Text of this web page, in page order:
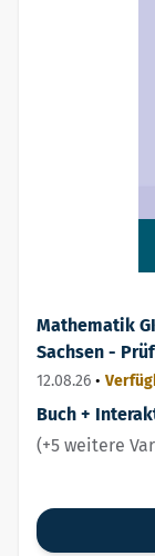
Mathematik
Sachsen -
12.08.26 •
Buch +
(+5 weitere